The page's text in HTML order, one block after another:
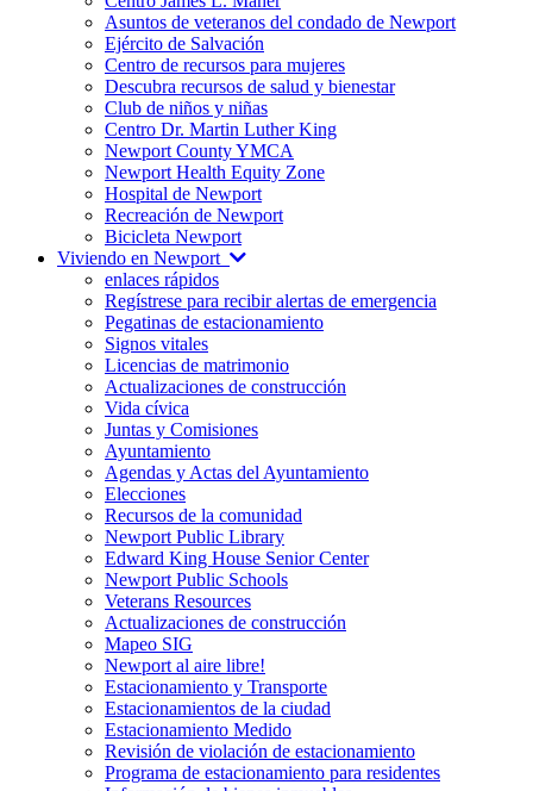
Asuntos de veteranos del condado de Newport
Ejército de Salvación
Centro de recursos para mujeres
Descubra recursos de salud y bienestar
Club de niños y niñas
Centro Dr. Martin Luther King
Newport County YMCA
Newport Health Equity Zone
Hospital de Newport
Recreación de Newport
Bicicleta Newport
Viviendo en Newport
enlaces rápidos
Regístrese para recibir alertas de emergencia
Pegatinas de estacionamiento
Signos vitales
Licencias de matrimonio
Actualizaciones de construcción
Vida cívica
Juntas y Comisiones
Ayuntamiento
Agendas y Actas del Ayuntamiento
Elecciones
Recursos de la comunidad
Newport Public Library
Edward King House Senior Center
Newport Public Schools
Veterans Resources
Actualizaciones de construcción
Mapeo SIG
Newport al aire libre!
Estacionamiento y Transporte
Estacionamientos de la ciudad
Estacionamiento Medido
Revisión de violación de estacionamiento
Programa de estacionamiento para residentes